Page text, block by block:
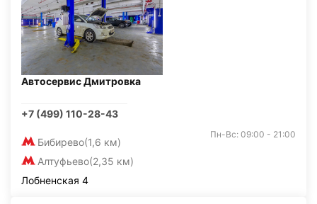
Автосервис Дмитровка
+7 (499) 110-28-43
Бибирево(1,6 км)
Алтуфьево(2,35 км)
Пн-Вс: 09:00 - 21:00
Лобненская 4